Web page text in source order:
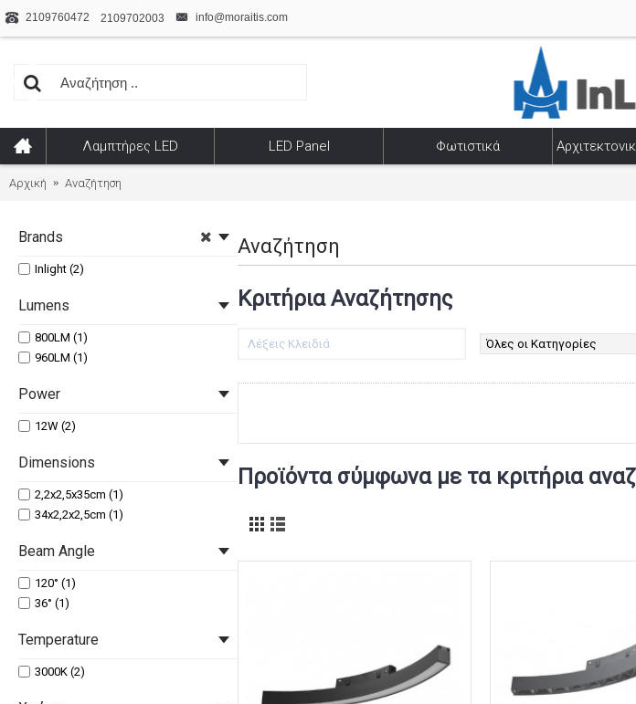
2109760472 2109702003 info@moraitis.com
Λαμπτήρες LED LED Panel Φωτιστικά
Αρχική Αναζήτηση
Brands
Inlight (2)
Lumens
800LM (1)
960LM (1)
Power
12W (2)
Dimensions
2,2x2,5x35cm (1)
34x2,2x2,5cm (1)
Beam Angle
120° (1)
36° (1)
Temperature
3000K (2)
Αναζήτηση
Κριτήρια Αναζήτησης
Προϊόντα σύμφωνα με τα κριτήρια